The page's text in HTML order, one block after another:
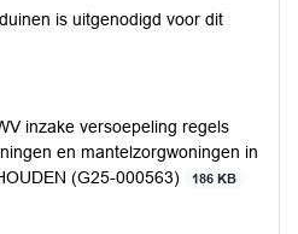
is uitgenodigd voor dit
inzake versoepeling regels
en mantelzorgwoningen in
(G25-000563)
186 KB